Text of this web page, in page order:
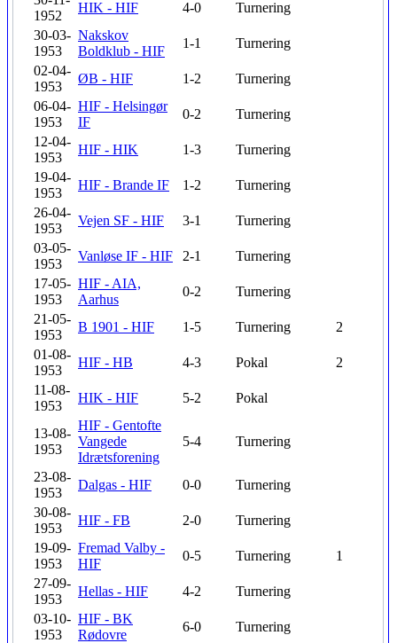
1952
HIK - HIF 4-0
Turnering
30-03-
1953
Nakskov
Boldklub - HIF
1-1
Turnering
02-04-
1953
ØB - HIF 1-2
Turnering
06-04-
1953
HIF - Helsingør
IF
0-2
Turnering
12-04-
1953
HIF - HIK 1-3
Turnering
19-04-
1953
HIF - Brande IF 1-2
Turnering
26-04-
1953
Vejen SF - HIF 3-1
Turnering
03-05-
1953
Vanløse IF - HIF 2-1
Turnering
17-05-
1953
HIF - AIA,
Aarhus
0-2
Turnering
21-05-
1953
B 1901 - HIF 1-5 Turnering
2
01-08-
1953
HIF - HB 4-3 Pokal
2
11-08-
1953
HIK - HIF 5-2 Pokal
13-08-
1953
HIF - Gentofte
Vangede
Idrætsforening
5-4 Turnering
23-08-
1953
Dalgas - HIF 0-0
Turnering
30-08-
1953
HIF - FB 2-0
Turnering
19-09-
1953
Fremad Valby -
HIF
0-5 Turnering
1
27-09-
1953
Hellas - HIF 4-2
Turnering
03-10-
1953
HIF - BK
Rødovre
6-0
Turnering